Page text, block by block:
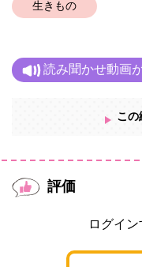
生きもの
読み聞かせ動画
この
評価
ログイ